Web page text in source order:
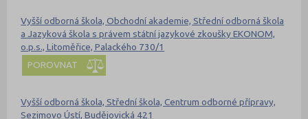
Vyšší odborná škola, Obchodní akademie, Střední odborná škola
a Jazyková škola s právem státní jazykové zkoušky EKONOM,
o.p.s., Litoměřice, Palackého 730/1
POROVNAT
Vyšší odborná škola, Střední škola, Centrum odborné přípravy,
Sezimovo Ústí, Budějovická 421